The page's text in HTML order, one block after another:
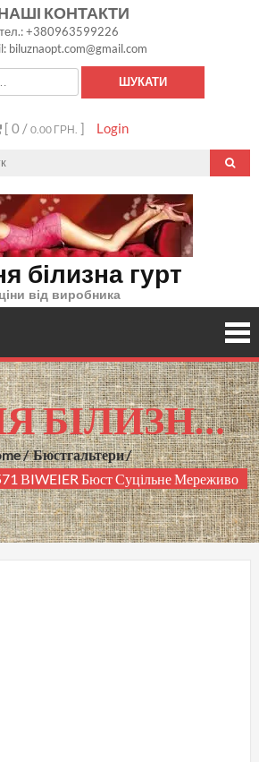
КОНТАКТИ
тел.: +380963599226
biluznaopt.com@gmail.com
ШУКАТИ
[ 0 / 0.00 ГРН. ] Login
білизна гурт
ціни від виробника
НИЖНЯ БІЛИЗНА ГУРТОМ
Бюстгальтери
ВIWEIER Бюст Суцільне Мереживо